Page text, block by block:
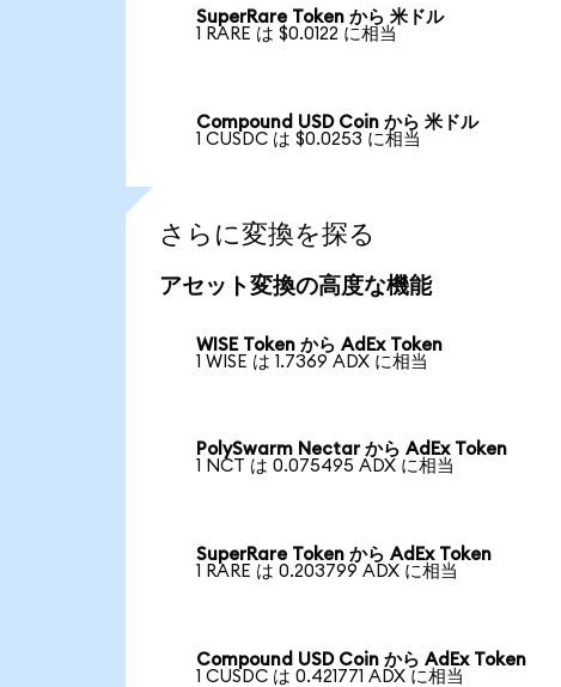
SuperRare Token から 米ドル
1 RARE は $0.0122 に相当
Compound USD Coin から 米ドル
1 CUSDC は $0.0253 に相当
さらに変換を探る
アセット変換の高度な機能
WISE Token から AdEx Token
1 WISE は 1.7369 ADX に相当
PolySwarm Nectar から AdEx Token
1 NCT は 0.075495 ADX に相当
SuperRare Token から AdEx Token
1 RARE は 0.203799 ADX に相当
Compound USD Coin から AdEx Token
1 CUSDC は 0.421771 ADX に相当